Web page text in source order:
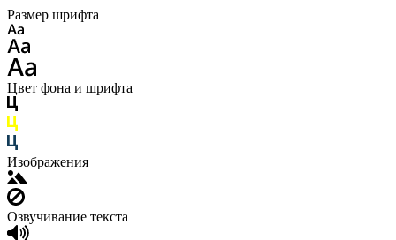
Размер шрифта
Цвет фона и шрифта
Изображения
Озвучивание текста